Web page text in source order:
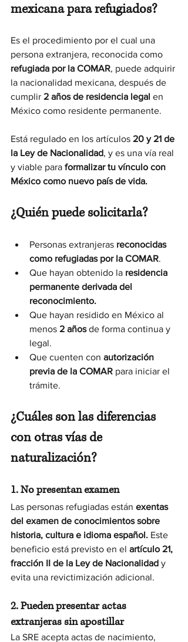
mexicana para refugiados?
Es el procedimiento por el cual una
persona extranjera, reconocida como
refugiada por la COMAR, puede adquirir
la nacionalidad mexicana, después de
cumplir 2 años de residencia legal en
México como residente permanente.
Está regulado en los artículos 20 y 21 de
la Ley de Nacionalidad, y es una vía real
y viable para formalizar tu vínculo con
México como nuevo país de vida.
¿Quién puede solicitarla?
Personas extranjeras reconocidas
como refugiadas por la COMAR.
Que hayan obtenido la residencia
permanente derivada del
reconocimiento.
Que hayan residido en México al
menos 2 años de forma continua y
legal.
Que cuenten con autorización
previa de la COMAR para iniciar el
trámite.
¿Cuáles son las diferencias
con otras vías de
naturalización?
1. No presentan examen
Las personas refugiadas están exentas
del examen de conocimientos sobre
historia, cultura e idioma español. Este
beneficio está previsto en el artículo 21,
fracción II de la Ley de Nacionalidad y
evita una revictimización adicional.
2. Pueden presentar actas
extranjeras sin apostillar
La SRE acepta actas de nacimiento,